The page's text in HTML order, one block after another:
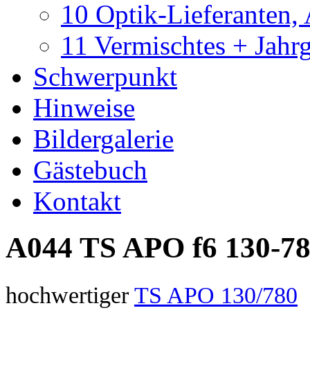
10 Optik-Lieferanten,
11 Vermischtes +
Schwerpunkt
Hinweise
Bildergalerie
Gästebuch
Kontakt
A044 TS APO f6 130-
hochwertiger TS APO 130/780